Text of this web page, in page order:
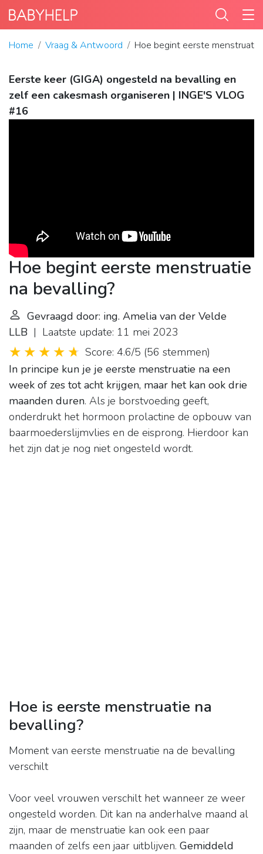
Home Vraag & Antwoord Hoe begint eerste
Eerste keer (GIGA) ongesteld na bevalling en
zelf een cakesmash organiseren | INGE'S VLOG
#16
Hoe begint eerste menstruatie
na bevalling?
Gevraagd door: ing. Amelia van der Velde
LLB | Laatste update: 11 mei 2023
Score: 4.6/5 (56 stemmen)
In principe kun je je eerste menstruatie na een
week of zes tot acht krijgen, maar het kan ook drie
maanden duren. Als je borstvoeding geeft,
onderdrukt het hormoon prolactine de opbouw van
baarmoederslijmvlies en de eisprong. Hierdoor kan
het zijn dat je nog niet ongesteld wordt.
Hoe is eerste menstruatie na
bevalling?
Moment van eerste menstruatie na de bevalling
verschilt
Voor veel vrouwen verschilt het wanneer ze weer
ongesteld worden. Dit kan na anderhalve maand al
zijn, maar de menstruatie kan ook een paar
maanden of zelfs een jaar uitblijven. Gemiddeld